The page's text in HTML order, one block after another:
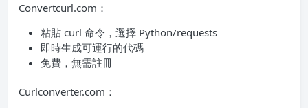
Convertcurl.com：
粘貼 curl 命令，選擇 Python/requests
即時生成可運行的代碼
免費，無需註冊
Curlconverter.com：